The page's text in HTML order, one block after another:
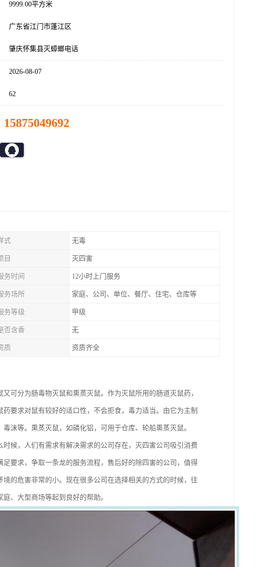
9999.00平方米
广东省江门市蓬江区
肇庆怀集县灭蟑螂电话
2026-08-07
62
15875049692
式 无毒
目 灭四害
务时间 12小时上门服务
务场所 家庭、公司、单位、餐厅、住宅、仓库等
务等级 甲级
否含香 无
质 资质齐全
可分为肠毒物灭鼠和熏蒸灭鼠。作为灭鼠所用的肠道灭鼠药，
要求对鼠有较好的适口性，不会拒食，毒力适当。由它为主制
沫等。熏蒸灭鼠，如磷化铝，可用于仓库、轮船熏蒸灭鼠。
候，人们有需求有解决需求的公司存在，灭四害公司吸引消费
要求，争取一条龙的服务流程，售后好的除四害的公司，值得
的危害非常的小。现在很多公司在选择相关的方式的时候，往
、大型商场等起到良好的帮助。